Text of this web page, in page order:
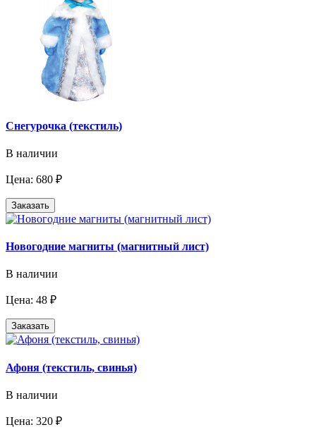
Снегурочка (текстиль)
В наличии
Цена: 680 ₽
Заказать
Новогодние магниты (магнитный лист)
В наличии
Цена: 48 ₽
Заказать
Афоня (текстиль, свинья)
В наличии
Цена: 320 ₽